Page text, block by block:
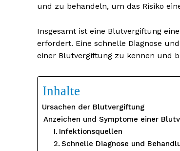
und zu behandeln, um das Risiko
Insgesamt ist eine Blutvergiftung
erfordert. Eine schnelle Diagnose
einer Blutvergiftung zu kennen und
Inhalte
Ursachen der Blutvergiftung
Anzeichen und Symptome einer
Infektionsquellen
Schnelle Diagnose und